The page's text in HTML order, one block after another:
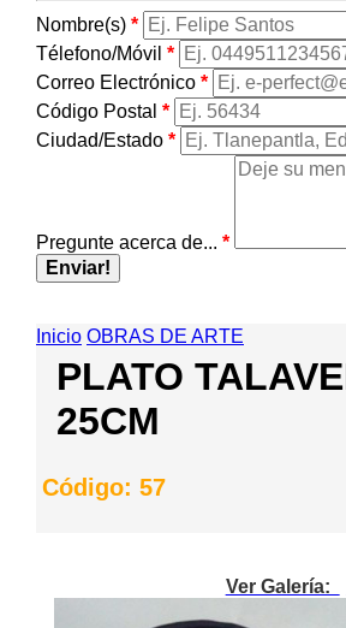
Nombre(s) *
Télefono/Móvil *
Correo Electrónico *
Código Postal *
Ciudad/Estado *
Pregunte acerca de... *
Enviar!
Inicio OBRAS DE ARTE
PLATO
25CM
Código: 57
Ver Galería: